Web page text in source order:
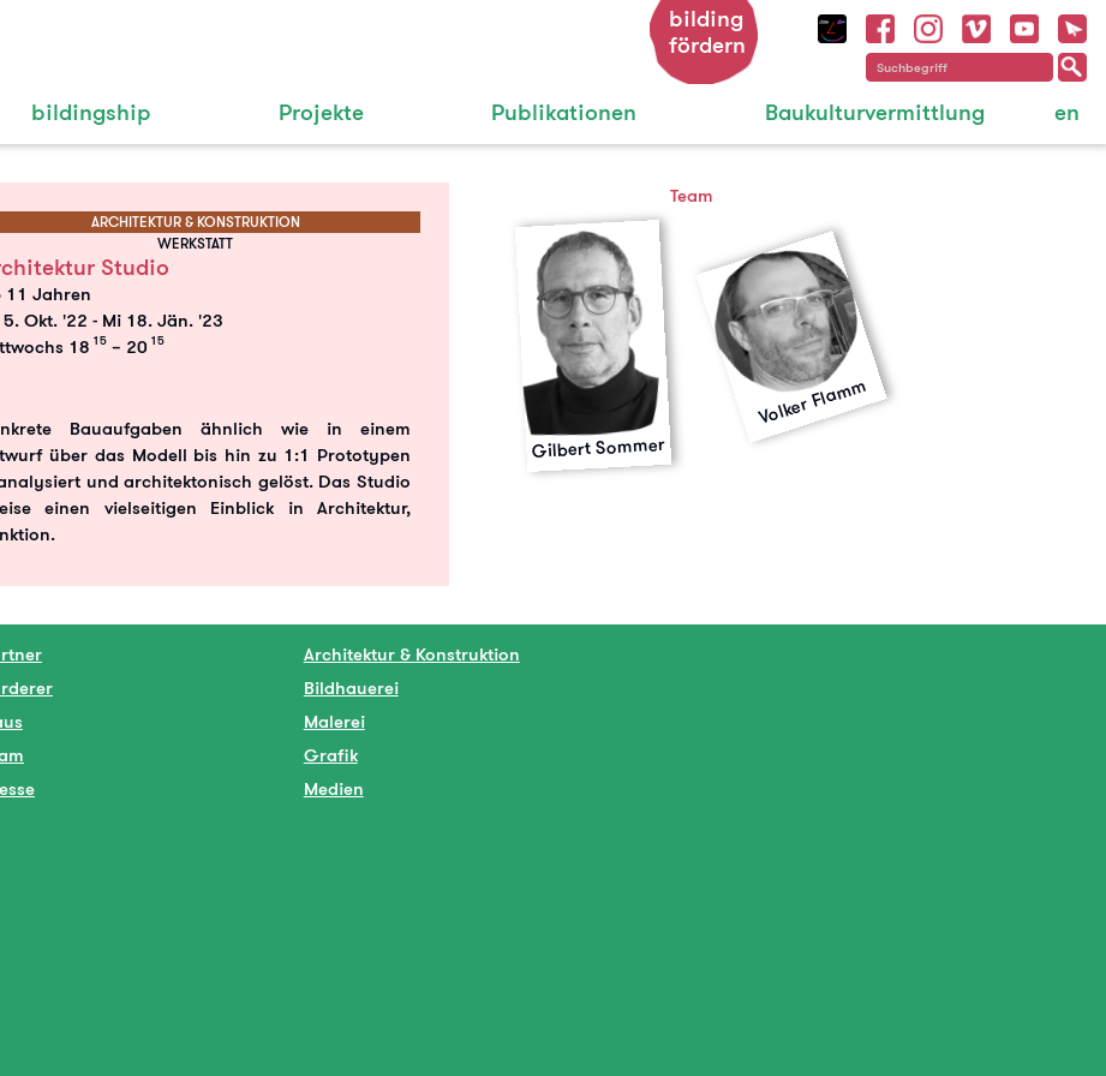
bildingship Projekte Publikationen Baukulturvermittlung en
bilding
fördern
ARCHITEKTUR & KONSTRUKTION
WERKSTATT
Studio
11 Jahren
5. Okt. '22 - Mi 18. Jän. '23
18 15 – 20 15
Bauaufgaben ähnlich wie in einem
über das Modell bis hin zu 1:1 Prototypen
und architektonisch gelöst. Das Studio
einen vielseitigen Einblick in Architektur,
Team
Gilbert Sommer
Volker Flamm
Architektur & Konstruktion
Bildhauerei
Malerei
Grafik
Medien